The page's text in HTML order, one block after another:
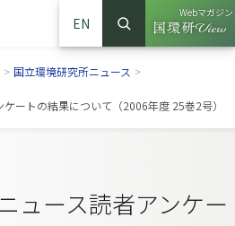
EN
サイト内検索
検索
Webマガジン
（別ウイ
> 国立環境研究所ニュース >
ートの結果について（2006年度 25巻2号）
ュース読者アンケー